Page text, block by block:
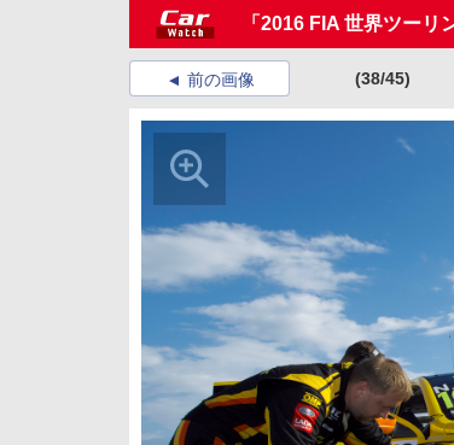
「2016 FIA 世界ツー
前の画像 (38/45)